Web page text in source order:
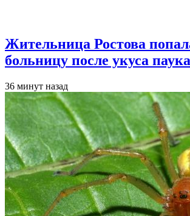
Жительница Ростова
больницу после укуса паука
36 минут назад